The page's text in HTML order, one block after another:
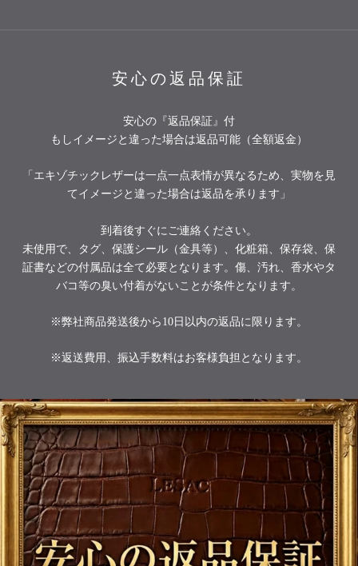
安心の返品保証
安心の『返品保証』付
もしイメージと違った場合は返品可能（全額返金）
「エキゾチックレザーは一点一点表情が異なるため、実物を見
てイメージと違った場合は返品を承ります」
到着後すぐにご連絡ください。
未使用で、タグ、保護シール（金具等）、化粧箱、保存袋、保
証書などの付属品は全て必要となります。傷、汚れ、香水やタ
バコ等の臭い付着がないことが条件となります。
※弊社商品発送後から10日以内の返品に限ります。
※返送費用、振込手数料はお客様負担となります。